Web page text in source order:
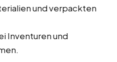
und verpackten
Inventuren und